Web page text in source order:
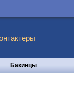
Бакинцы